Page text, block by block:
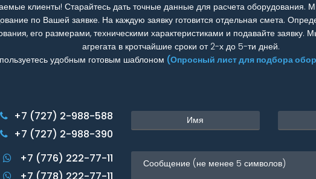
клиенты! Старайтесь дать точные данные для расчета оборудования.
по Вашей заявке. На каждую заявку готовится отдельная смета.
его размерами, техническими характеристиками и подавайте заявку.
агрегата в кротчайшие сроки от 2-х до 5-ти дней.
удобным готовым шаблоном (Опросный лист для подбора
+7 (727) 2-988-588
+7 (727) 2-988-390
+7 (776) 222-77-11